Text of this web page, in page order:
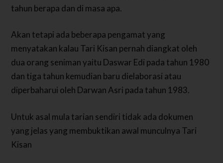
tahun berapa dan di masa apa.
Akan tetapi ada beberapa pengamat yang
menyatakan kalau Tari Kisan pernah diangkat oleh
dua orang seniman yaitu Daswar Edi pada tahun 1980
dan tiga tahun kemudian baru dielaborasi atau
diperbaharui oleh Darwan Asri pada tahun 1983.
Untuk asal mula tarian sendiri tidak ada dokumen
yang jelas yang membuktikan awal munculnya Tari
Kisan